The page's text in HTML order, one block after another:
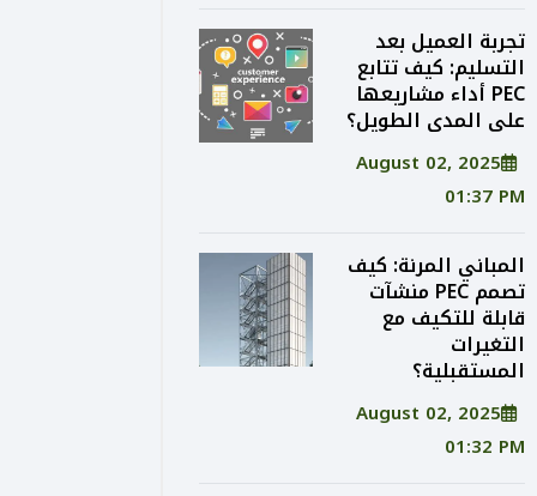
تجربة العميل بعد
التسليم: كيف تتابع
PEC أداء مشاريعها
على المدى الطويل؟
August 02, 2025
01:37 PM
المباني المرنة: كيف
تصمم PEC منشآت
قابلة للتكيف مع
التغيرات
المستقبلية؟
August 02, 2025
01:32 PM